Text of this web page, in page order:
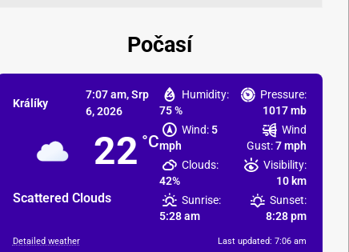
Počasí
Králíky
7:07 am,Srp
6, 2026
22 °C
Scattered Clouds
Humidity:
75 %
Pressure:
1017 mb
Wind: 5
mph
Wind
Gust:7 mph
Clouds:
42%
Visibility:
10 km
Sunrise:
5:28 am
Sunset:
8:28 pm
Detailed weather Last updated: 7:06 am